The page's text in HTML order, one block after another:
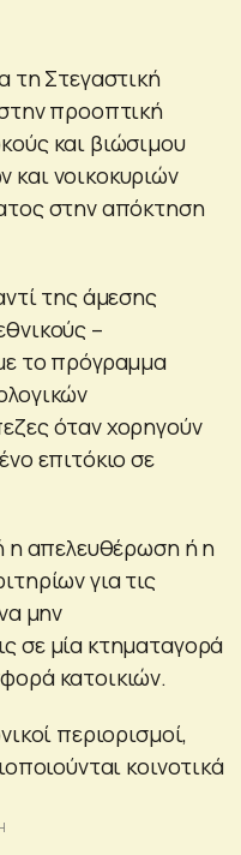
τη Στεγαστική
προοπτική
και βιώσιμου
νοικοκυριών
στην απόκτηση
της άμεσης
–
το πρόγραμμα
όταν χορηγούν
επιτόκιο σε
η απελευθέρωση ή η
για τις
μην
σε μία κτηματαγορά
κατοικιών.
περιορισμοί,
κοινοτικά